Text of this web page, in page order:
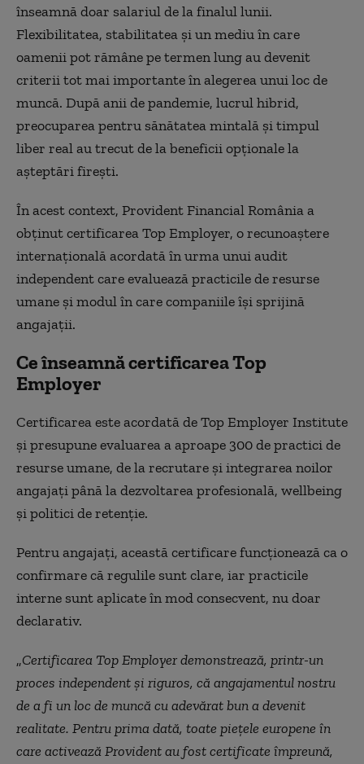
înseamnă doar salariul de la finalul lunii.
Flexibilitatea, stabilitatea și un mediu în care
oamenii pot rămâne pe termen lung au devenit
criterii tot mai importante în alegerea unui loc de
muncă. După anii de pandemie, lucrul hibrid,
preocuparea pentru sănătatea mintală și timpul
liber real au trecut de la beneficii opționale la
așteptări firești.
În acest context, Provident Financial România a
obținut certificarea Top Employer, o recunoaștere
internațională acordată în urma unui audit
independent care evaluează practicile de resurse
umane și modul în care companiile își sprijină
angajații.
Ce înseamnă certificarea Top
Employer
Certificarea este acordată de Top Employer Institute
și presupune evaluarea a aproape 300 de practici de
resurse umane, de la recrutare și integrarea noilor
angajați până la dezvoltarea profesională, wellbeing
și politici de retenție.
Pentru angajați, această certificare funcționează ca o
confirmare că regulile sunt clare, iar practicile
interne sunt aplicate în mod consecvent, nu doar
declarativ.
„Certificarea Top Employer demonstrează, printr-un
proces independent și riguros, că angajamentul nostru
de a fi un loc de muncă cu adevărat bun a devenit
realitate. Pentru prima dată, toate piețele europene în
care activează Provident au fost certificate împreună,